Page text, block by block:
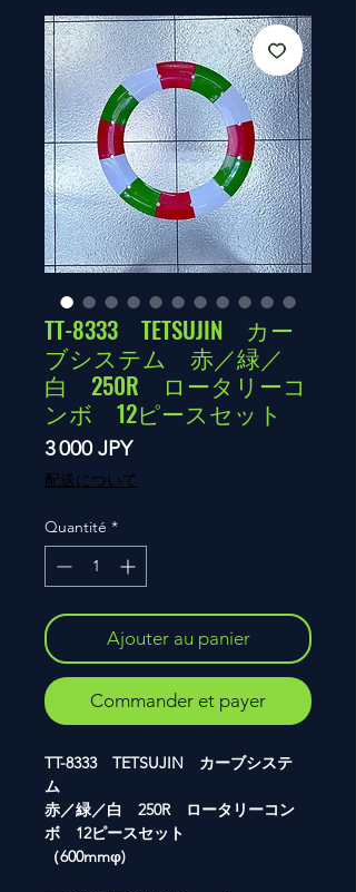
TT-8333 TETSUJIN カー
ブシステム 赤／緑／
白 250R ロータリーコ
ンボ 12ピースセット
3 000 JPYPrix
配送について
Quantité *
Ajouter au panier
Commander et payer
TT-8333 TETSUJIN カーブシステ
ム
赤／緑／白 250R ロータリーコン
ボ 12ピースセット
（600mmφ)